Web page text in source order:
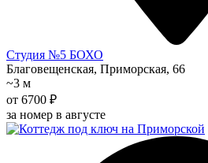
Студия №5 БОХО
Благовещенская, Приморская, 66
~3 м
от 6700 ₽
за номер в августе